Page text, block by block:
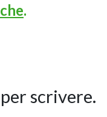
.
scrivere.